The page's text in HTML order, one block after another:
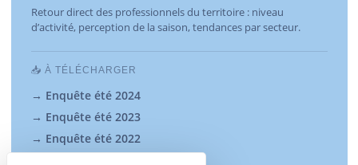
Retour direct des professionnels du territoire : niveau
d’activité, perception de la saison, tendances par secteur.
📥 À TÉLÉCHARGER
→ Enquête été 2024
→ Enquête été 2023
→ Enquête été 2022